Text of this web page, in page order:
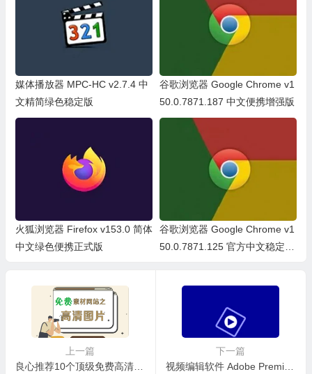
媒体播放器 MPC-HC v2.7.4 中
文精简绿色稳定版
谷歌浏览器 Google Chrome v1
50.0.7871.187 中文便携增强版
火狐浏览器 Firefox v153.0 简体
中文绿色便携正式版
谷歌浏览器 Google Chrome v1
50.0.7871.125 官方中文稳定
上一篇
良心推荐10个顶级免费高清图片素材网站
下一篇
视频编辑软件 Adobe Premiere Elements 2023 v21.1.0.0 中文特别版